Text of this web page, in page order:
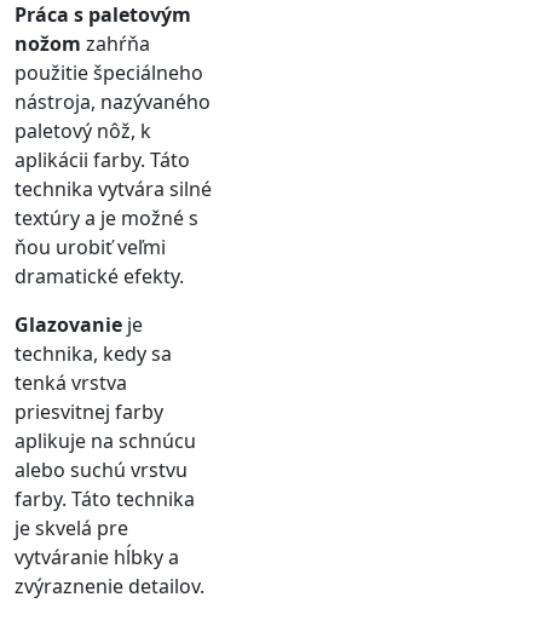
Práca s paletovým
nožom zahŕňa
použitie špeciálneho
nástroja, nazývaného
paletový nôž, k
aplikácii farby. Táto
technika vytvára silné
textúry a je možné s
ňou urobiť veľmi
dramatické efekty.
Glazovanie je
technika, kedy sa
tenká vrstva
priesvitnej farby
aplikuje na schnúcu
alebo suchú vrstvu
farby. Táto technika
je skvelá pre
vytváranie hĺbky a
zvýraznenie detailov.